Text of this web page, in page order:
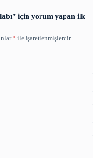
için yorum yapan ilk
* ile işaretlenmişlerdir